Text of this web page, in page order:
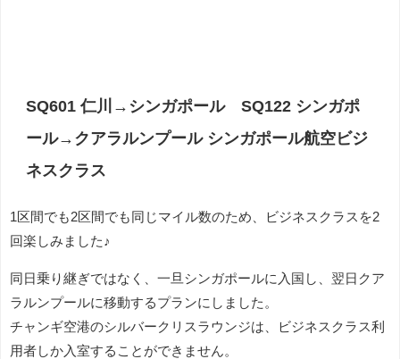
SQ601 仁川→シンガポール SQ122 シンガポ
ール→クアラルンプール シンガポール航空ビジ
ネスクラス
1区間でも2区間でも同じマイル数のため、ビジネスクラスを2
回楽しみました♪
同日乗り継ぎではなく、一旦シンガポールに入国し、翌日クア
ラルンプールに移動するプランにしました。
チャンギ空港のシルバークリスラウンジは、ビジネスクラス利
用者しか入室することができません。